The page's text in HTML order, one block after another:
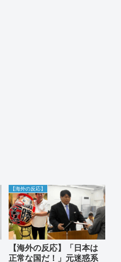
【海外の反応】
【海外の反応】「日本は
正常な国だ！」元迷惑系